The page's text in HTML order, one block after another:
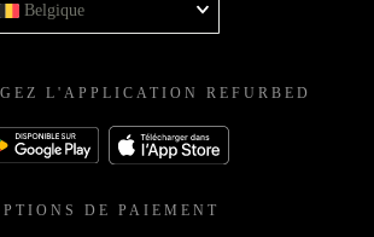
Belgique
L'APPLICATION REFURBED
DE PAIEMENT